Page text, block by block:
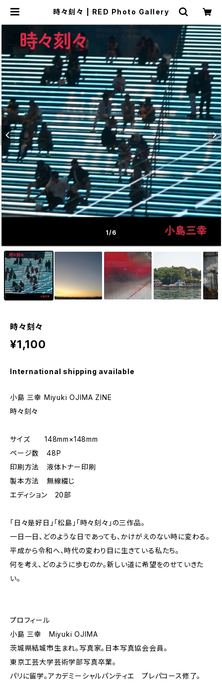
時々刻々 | RED Photo Gallery
1/6
時々刻々
¥1,100
International shipping available
小島 三幸 Miyuki OJIMA ZINE
時々刻々
サイズ 148mm×148mm
ページ数 48P
印刷方法 液体トナー印刷
製本方法 無線綴じ
エディション 20部
「日々是好日」「松島」「時々刻々」の三作品。
一日一日、どのような日であっても、かけがえのない時に変わる。
平成から令和へ、時代の変わり目に生きている私たち。
何を考え、どのように歩むのか。新しい道に希望をのせていきた
い。
プロフィール
小島 三幸 Miyuki OJIMA
茨城県結城市生まれ。写真家。日本写真協会会員。
東京工芸大学芸術学部写真卒業。
パリに留学。アカデミーシャルパンティエ プレパコース修了。